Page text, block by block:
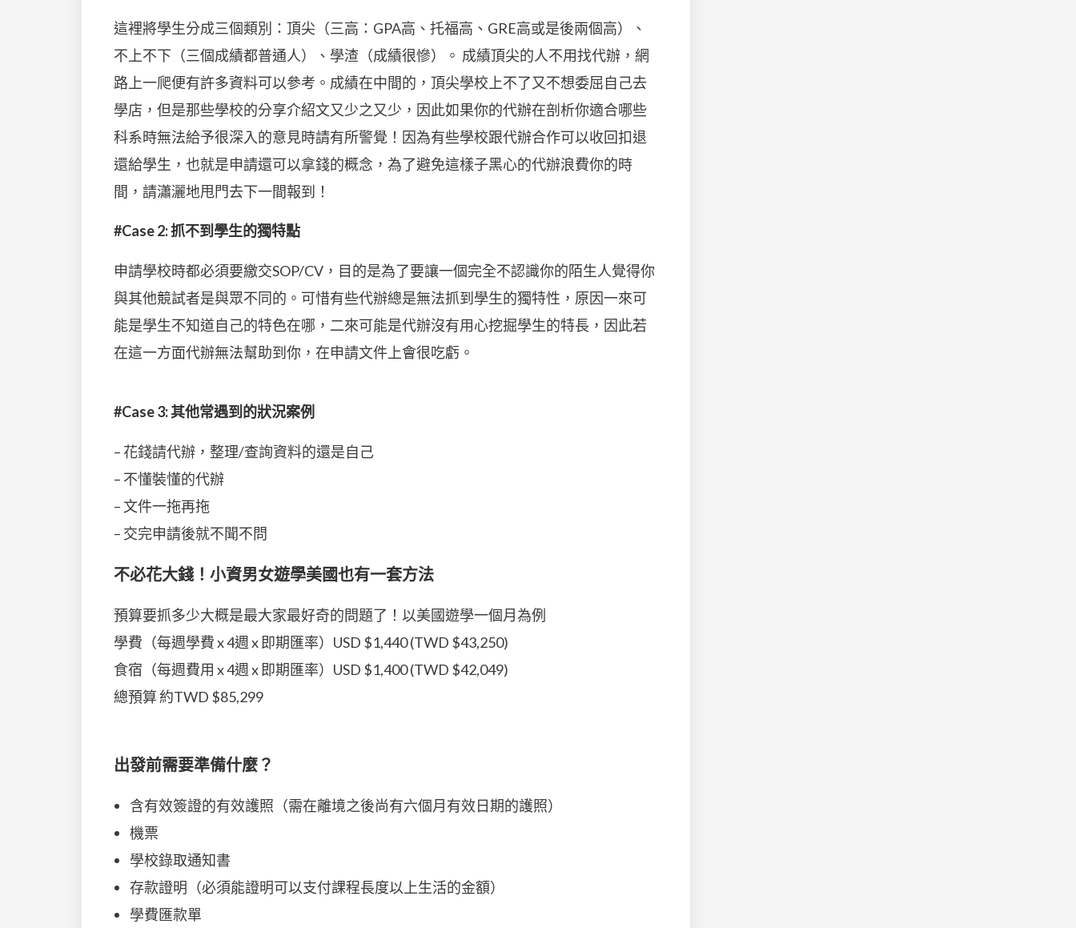
這裡將學生分成三個類別：頂尖（三高：GPA高、托福高、GRE高或是後兩個高）、
不上不下（三個成績都普通人）、學渣（成績很慘）。 成績頂尖的人不用找代辦，網
路上一爬便有許多資料可以參考。成績在中間的，頂尖學校上不了又不想委屈自己去
學店，但是那些學校的分享介紹文又少之又少，因此如果你的代辦在剖析你適合哪些
科系時無法給予很深入的意見時請有所警覺！因為有些學校跟代辦合作可以收回扣退
還給學生，也就是申請還可以拿錢的概念，為了避免這樣子黑心的代辦浪費你的時
間，請瀟灑地甩門去下一間報到！
#Case 2: 抓不到學生的獨特點
申請學校時都必須要繳交SOP/CV，目的是為了要讓一個完全不認識你的陌生人覺得你
與其他競試者是與眾不同的。可惜有些代辦總是無法抓到學生的獨特性，原因一來可
能是學生不知道自己的特色在哪，二來可能是代辦沒有用心挖掘學生的特長，因此若
在這一方面代辦無法幫助到你，在申請文件上會很吃虧。
#Case 3: 其他常遇到的狀況案例
– 花錢請代辦，整理/查詢資料的還是自己
– 不懂裝懂的代辦
– 文件一拖再拖
– 交完申請後就不聞不問
不必花大錢！小資男女遊學美國也有一套方法
預算要抓多少大概是最大家最好奇的問題了！以美國遊學一個月為例
學費（每週學費 x 4週 x 即期匯率）USD $1,440 (TWD $43,250)
食宿（每週費用 x 4週 x 即期匯率）USD $1,400 (TWD $42,049)
總預算 約TWD $85,299
出發前需要準備什麼？
含有效簽證的有效護照（需在離境之後尚有六個月有效日期的護照）
機票
學校錄取通知書
存款證明（必須能證明可以支付課程長度以上生活的金額）
學費匯款單